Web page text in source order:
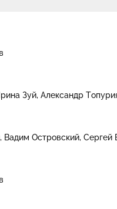
Зуй Александр
Вадим Островский Сергей